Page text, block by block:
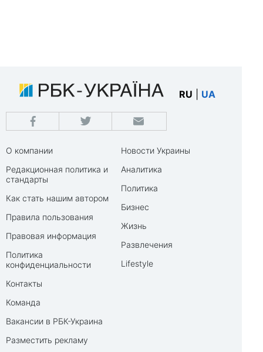
RU UA
О компании
Редакционная политика и
стандарты
Как стать нашим автором
Правила пользования
Правовая информация
Политика
конфиденциальности
Контакты
Команда
Вакансии в РБК-Украина
Разместить рекламу
Новости Украины
Аналитика
Политика
Бизнес
Жизнь
Развлечения
Lifestyle